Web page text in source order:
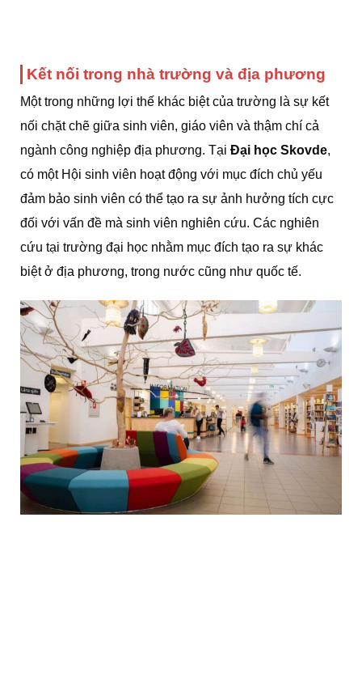
Kết nối trong nhà trường và địa phương
Một trong những lợi thế khác biệt của trường là sự kết
nối chặt chẽ giữa sinh viên, giáo viên và thậm chí cả
ngành công nghiệp địa phương. Tại Đại học Skovde,
có một Hội sinh viên hoạt động với mục đích chủ yếu
đảm bảo sinh viên có thể tạo ra sự ảnh hưởng tích cực
đối với vấn đề mà sinh viên nghiên cứu. Các nghiên
cứu tại trường đại học nhằm mục đích tạo ra sự khác
biệt ở địa phương, trong nước cũng như quốc tế.